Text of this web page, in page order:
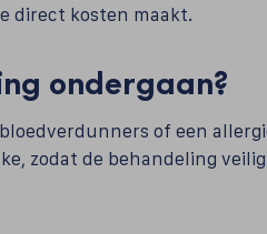
direct kosten maakt.
ondergaan?
of een
zodat de behandeling